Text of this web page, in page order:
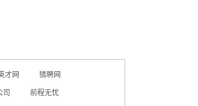
才网 猎聘网
司 前程无忧